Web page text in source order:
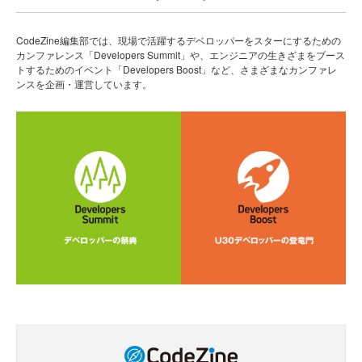
CodeZine編集部では、現場で活躍するデベロッパーをスターにするための
カンファレンス「Developers Summit」や、エンジニアの生きざまをブース
トするためのイベント「Developers Boost」など、さまざまなカンファレ
ンスを企画・運営しています。